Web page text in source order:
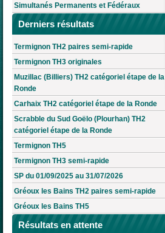
Simultanés Permanents et Fédéraux
Derniers résultats
Termignon TH2 paires semi-rapide
Termignon TH3 originales
Muzillac (Billiers) TH2 catégoriel étape de la
Ronde
Carhaix TH2 catégoriel étape de la Ronde
Scrabble du Sud Goëlo (Plourhan) TH2
catégoriel étape de la Ronde
Termignon TH5
Termignon TH3 semi-rapide
SP du 01/09/2025 au 31/07/2026
Gréoux les Bains TH2 paires semi-rapide
Gréoux les Bains TH5
Résultats en attente